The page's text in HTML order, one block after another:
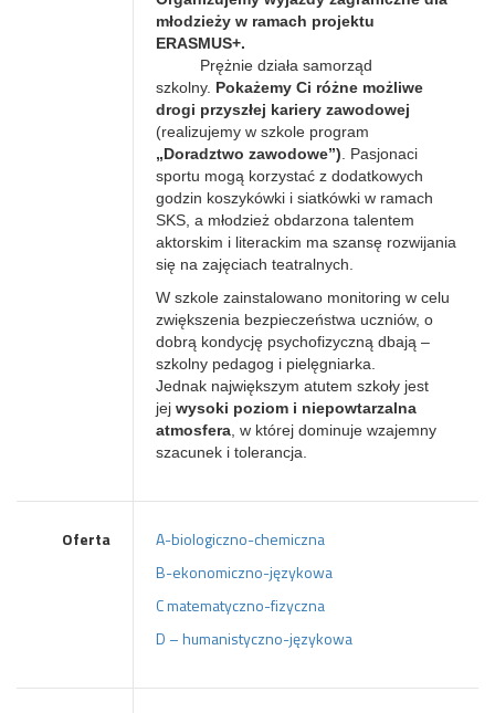
młodzieży w ramach projektu
ERASMUS+.
Prężnie działa samorząd
szkolny. Pokażemy Ci różne możliwe
drogi przyszłej kariery zawodowej
(realizujemy w szkole program
„Doradztwo zawodowe”) . Pasjonaci
sportu mogą korzystać z dodatkowych
godzin koszykówki i siatkówki w ramach
SKS, a młodzież obdarzona talentem
aktorskim i literackim ma szansę rozwijania
się na zajęciach teatralnych.
W szkole zainstalowano monitoring w celu
zwiększenia bezpieczeństwa uczniów, o
dobrą kondycję psychofizyczną dbają –
szkolny pedagog i pielęgniarka.
Jednak największym atutem szkoły jest
jej wysoki poziom i niepowtarzalna
atmosfera, w której dominuje wzajemny
szacunek i tolerancja.
Oferta
A-biologiczno-chemiczna
B-ekonomiczno-językowa
C matematyczno-fizyczna
D – humanistyczno-językowa